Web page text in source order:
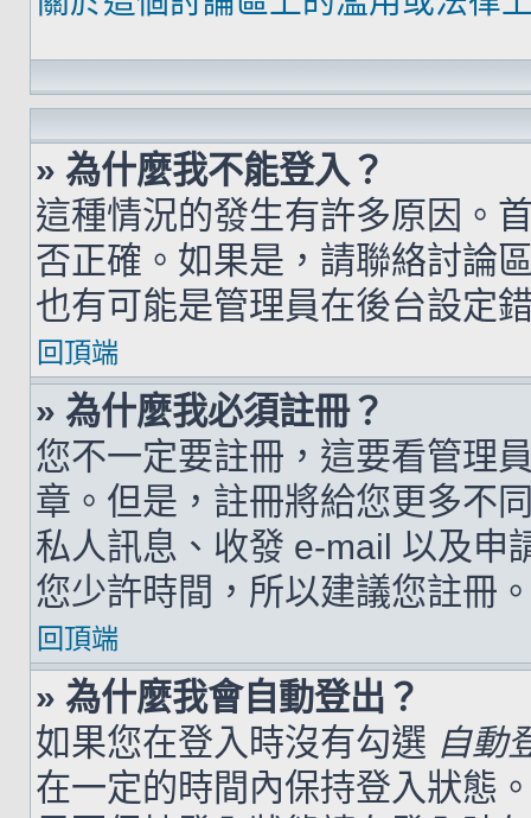
» 為什麼我不能登入？
這種情況的發生有許多原因。
否正確。如果是，請聯絡討論
也有可能是管理員在後台設定
回頂端
» 為什麼我必須註冊？
您不一定要註冊，這要看管理
章。但是，註冊將給您更多不
私人訊息、收發 e-mail 以及申
您少許時間，所以建議您註冊
回頂端
» 為什麼我會自動登出？
如果您在登入時沒有勾選 自動
在一定的時間內保持登入狀態